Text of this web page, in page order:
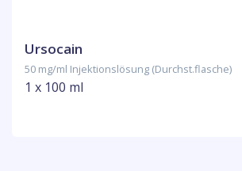
Ursocain
50 mg/ml Injektionslösung (Durchst.flasche)
1 x 100 ml